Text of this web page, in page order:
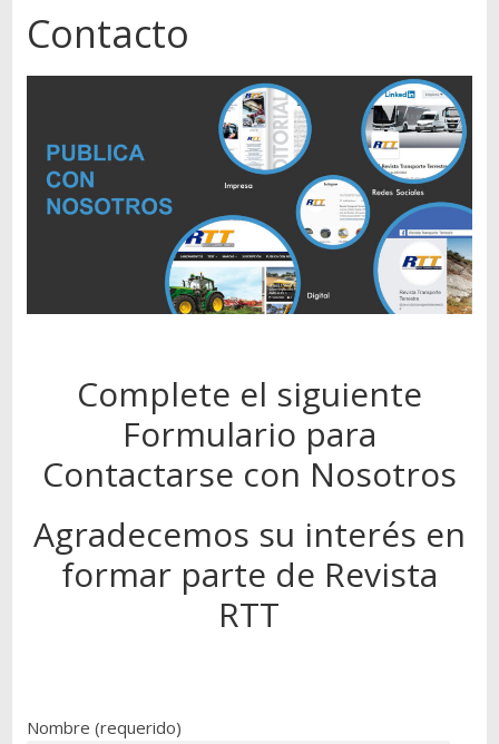
Autos,
camiones,
motos,
mundo
del
transporte
Contacto
Complete el siguiente
Formulario para
Contactarse con Nosotros
Agradecemos su interés en
formar parte de Revista
RTT
Nombre (requerido)